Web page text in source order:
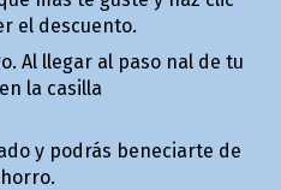
el descuento.
Al llegar al paso final de tu
la casilla
y podrás beneficiarte de